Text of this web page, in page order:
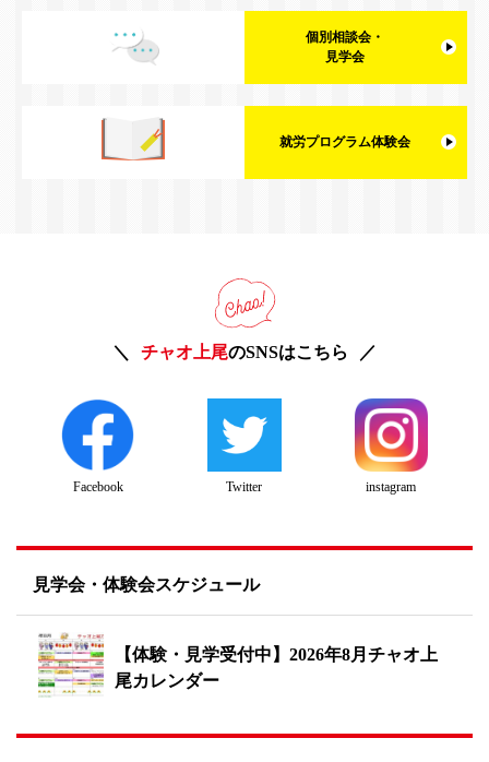
個別相談会・
見学会
就労プログラム体験会
チャオ上尾のSNSはこちら
Facebook Twitter instagram
見学会・体験会スケジュール
【体験・見学受付中】2026年8月チャオ上
尾カレンダー